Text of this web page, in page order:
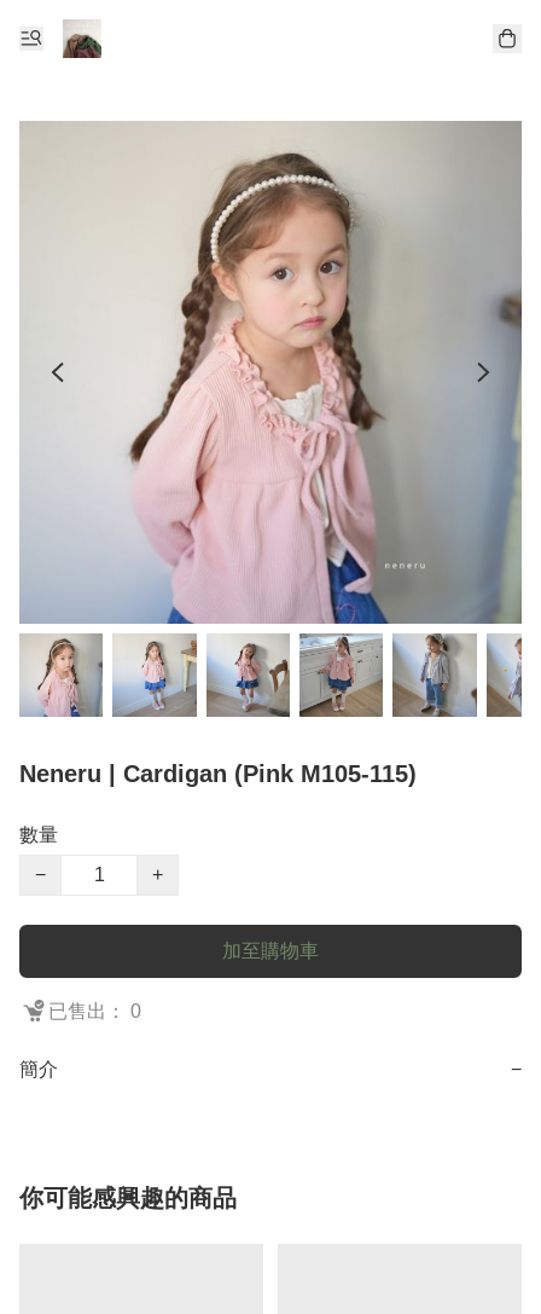
Neneru | Cardigan (Pink M105-115)
數量
−
+
加至購物車
已售出： 0
簡介 −
你可能感興趣的商品